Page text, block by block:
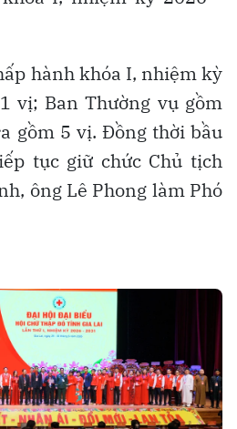
hành khóa I, nhiệm kỳ
vị; Ban Thường vụ gồm
gồm 5 vị. Đồng thời bầu
tục giữ chức Chủ tịch
ông Lê Phong làm Phó